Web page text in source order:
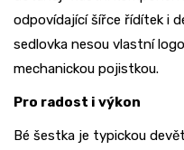
odpovídající šířce řídítek i
sedlovka nesou vlastní
mechanickou pojistkou.
Pro radost i výkon
Bé šestka je typickou